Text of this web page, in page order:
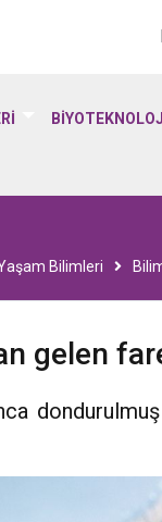
Bilimleri
gelen